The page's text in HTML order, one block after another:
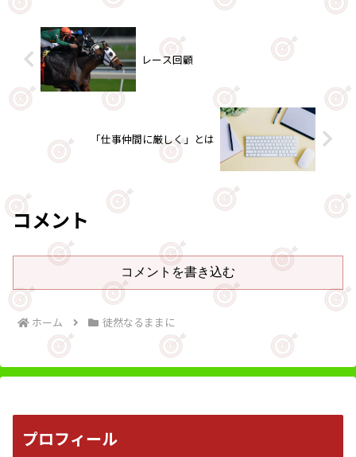
レース回顧
「仕事仲間に厳しく」とは
コメント
コメントを書き込む
ホーム 徒然なるままに
プロフィール